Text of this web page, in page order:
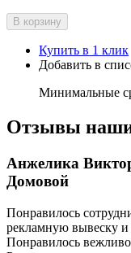
В корзину
Купить в 1 клик
Добавить в
Минимальные
Отзывы
Анжелика
Домовой
Понравилось
рекламную вывеску
Понравилось